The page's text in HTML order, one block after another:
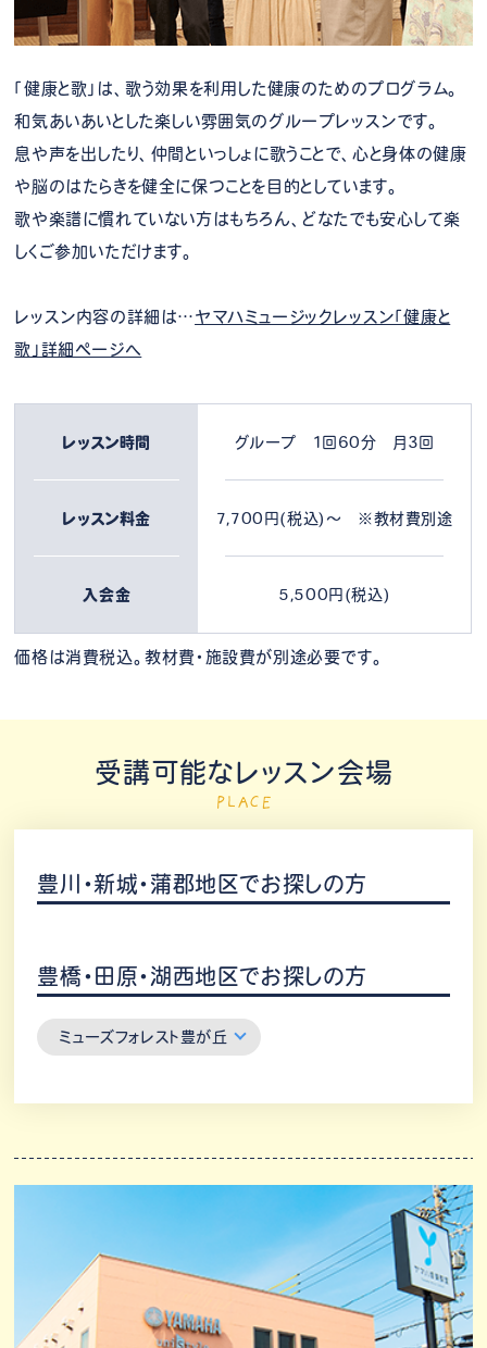
「健康と歌」は、歌う効果を利用した健康のためのプログラム。
和気あいあいとした楽しい雰囲気のグループレッスンです。
息や声を出したり、仲間といっしょに歌うことで、心と身体の健康
や脳のはたらきを健全に保つことを目的としています。
歌や楽譜に慣れていない方はもちろん、どなたでも安心して楽
しくご参加いただけます。
レッスン内容の詳細は… ヤマハミュージックレッスン「健康と
歌」詳細ページへ
レッスン時間
レッスン料金
入会金
グループ 1回60分 月3回
7,700円(税込)～ ※教材費別途
5,500円(税込)
価格は消費税込。教材費・施設費が別途必要です。
受講可能なレッスン会場
PLACE
豊川・新城・蒲郡地区でお探しの方
豊橋・田原・湖西地区でお探しの方
ミューズフォレスト豊が丘